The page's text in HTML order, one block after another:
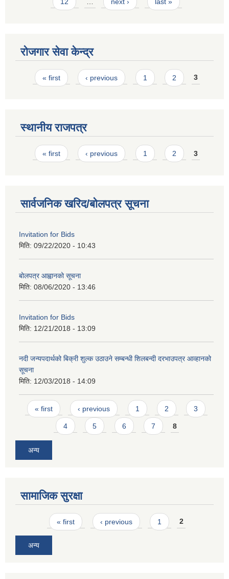
रोजगार सेवा केन्द्र
Pages
« first ‹ previous 1 2 3
स्थानीय राजपत्र
Pages
« first ‹ previous 1 2 3
सार्वजनिक खरिद/बोलपत्र सूचना
Invitation for Bids
मिति: 09/22/2020 - 10:43
बोलपत्र आह्वानको सूचना
मिति: 08/06/2020 - 13:46
Invitation for Bids
मिति: 12/21/2018 - 13:09
नदी जन्यपदार्थको बिक्री शुल्क उठाउने सम्बन्धी शिलबन्दी दरभाउपत्र आव्हानको
सूचना
मिति: 12/03/2018 - 14:09
Pages
« first ‹ previous 1 2 3
4 5 6 7 8
अन्य
सामाजिक सुरक्षा
Pages« first ‹ previous 1 2
अन्य